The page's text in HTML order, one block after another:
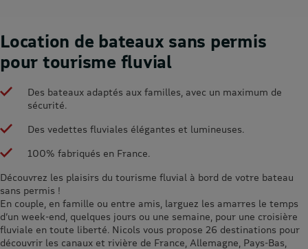
Location de bateaux sans permis
pour tourisme fluvial
Des bateaux adaptés aux familles, avec un maximum de
sécurité.
Des vedettes fluviales élégantes et lumineuses.
100% fabriqués en France.
Découvrez les plaisirs du tourisme fluvial à bord de votre bateau
sans permis !
En couple, en famille ou entre amis, larguez les amarres le temps
d’un week-end, quelques jours ou une semaine, pour une croisière
fluviale en toute liberté. Nicols vous propose 26 destinations pour
découvrir les canaux et rivière de France, Allemagne, Pays-Bas,